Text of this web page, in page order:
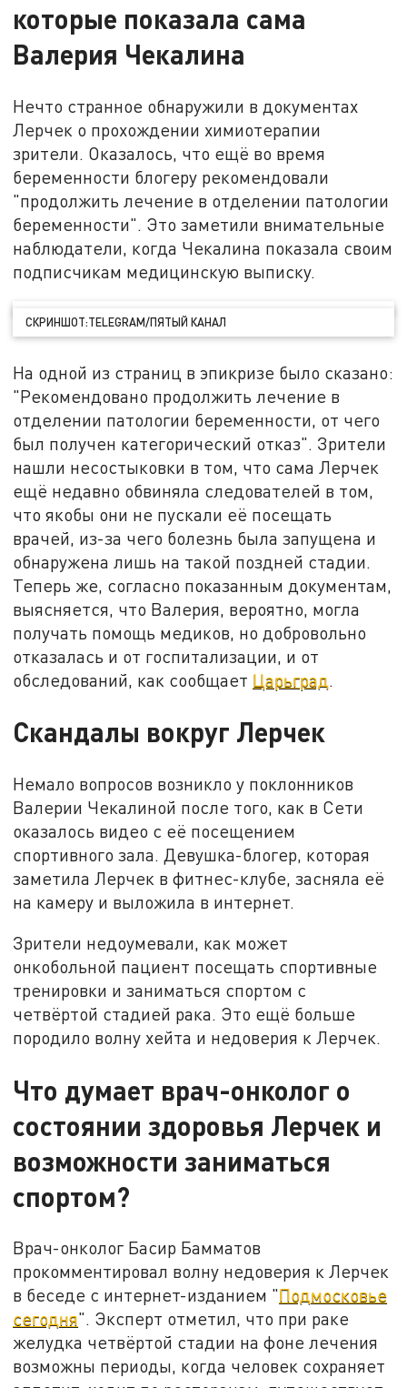
которые показала сама
Валерия Чекалина
Нечто странное обнаружили в документах
Лерчек о прохождении химиотерапии
зрители. Оказалось, что ещё во время
беременности блогеру рекомендовали
"продолжить лечение в отделении патологии
беременности". Это заметили внимательные
наблюдатели, когда Чекалина показала своим
подписчикам медицинскую выписку.
СКРИНШОТ:TELEGRAM/ПЯТЫЙ КАНАЛ
На одной из страниц в эпикризе было сказано:
"Рекомендовано продолжить лечение в
отделении патологии беременности, от чего
был получен категорический отказ". Зрители
нашли несостыковки в том, что сама Лерчек
ещё недавно обвиняла следователей в том,
что якобы они не пускали её посещать
врачей, из-за чего болезнь была запущена и
обнаружена лишь на такой поздней стадии.
Теперь же, согласно показанным документам,
выясняется, что Валерия, вероятно, могла
получать помощь медиков, но добровольно
отказалась и от госпитализации, и от
обследований, как сообщает Царьград.
Скандалы вокруг Лерчек
Немало вопросов возникло у поклонников
Валерии Чекалиной после того, как в Сети
оказалось видео с её посещением
спортивного зала. Девушка-блогер, которая
заметила Лерчек в фитнес-клубе, засняла её
на камеру и выложила в интернет.
Зрители недоумевали, как может
онкобольной пациент посещать спортивные
тренировки и заниматься спортом с
четвёртой стадией рака. Это ещё больше
породило волну хейта и недоверия к Лерчек.
Что думает врач-онколог о
состоянии здоровья Лерчек и
возможности заниматься
спортом?
Врач-онколог Басир Бамматов
прокомментировал волну недоверия к Лерчек
в беседе с интернет-изданием "Подмосковье
сегодня". Эксперт отметил, что при раке
желудка четвёртой стадии на фоне лечения
возможны периоды, когда человек сохраняет